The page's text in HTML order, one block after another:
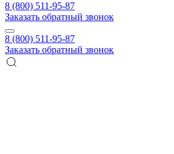
8 (800) 511-95-87
Заказать обратный звонок
8 (800) 511-95-87
Заказать обратный звонок